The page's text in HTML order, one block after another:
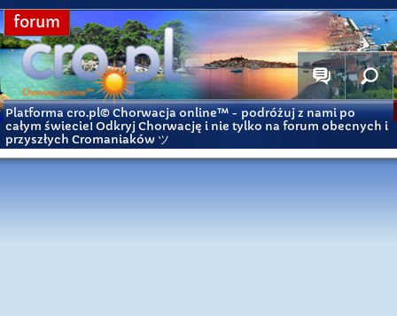
forum
Platforma cro.pl© Chorwacja online™ - podróżuj z nami po
całym świecie! Odkryj Chorwację i nie tylko na forum obecnych i
przyszłych Cromaniaków ツ